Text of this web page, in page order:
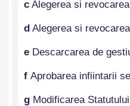
c Alegerea si
d Alegerea si
e Descarcarea de
f Aprobarea infiintarii
g Modificarea